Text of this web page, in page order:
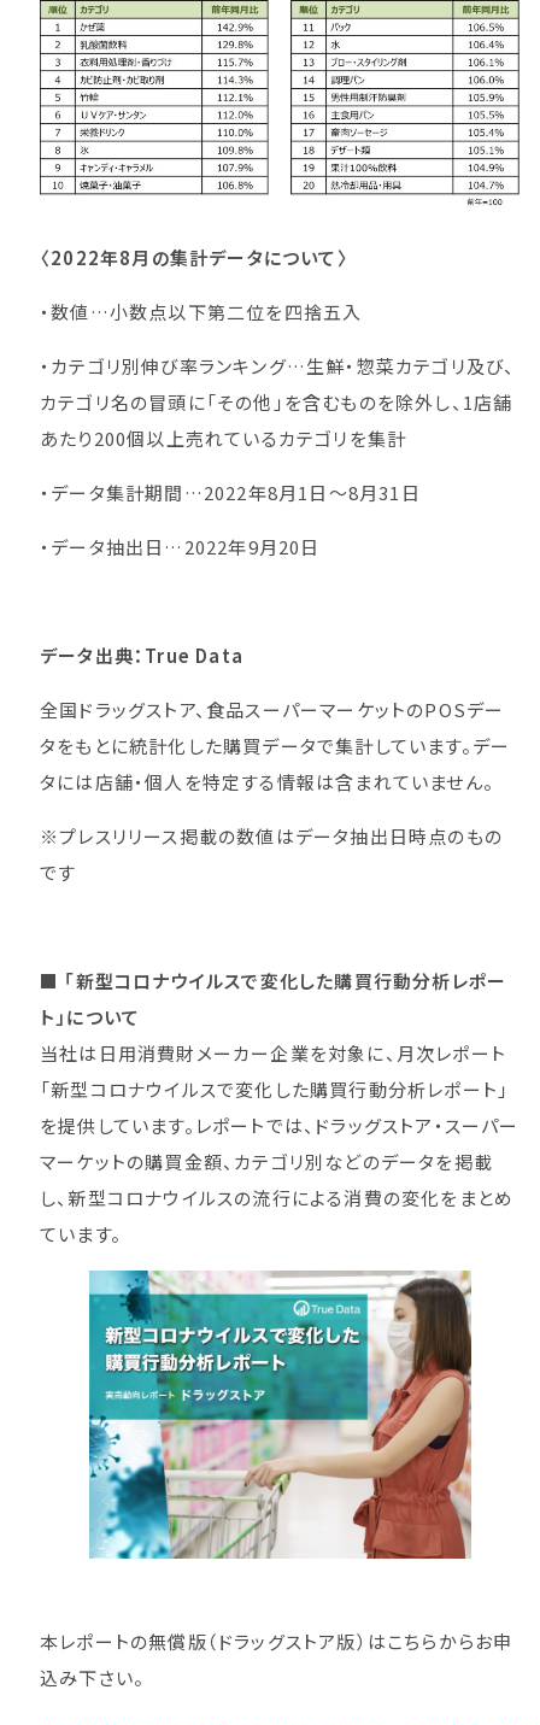
〈2022年8月の集計データについて〉
・数値…小数点以下第二位を四捨五入
・カテゴリ別伸び率ランキング…生鮮・惣菜カテゴリ及び、
カテゴリ名の冒頭に「その他」を含むものを除外し、1店舗
あたり200個以上売れているカテゴリを集計
・データ集計期間…2022年8月1日～8月31日
・データ抽出日…2022年9月20日
データ出典：True Data
全国ドラッグストア、食品スーパーマーケットのPOSデー
タをもとに統計化した購買データで集計しています。デー
タには店舗・個人を特定する情報は含まれていません。
※プレスリリース掲載の数値はデータ抽出日時点のもの
です
■ 「新型コロナウイルスで変化した購買行動分析レポー
ト」について
当社は日用消費財メーカー企業を対象に、月次レポート
「新型コロナウイルスで変化した購買行動分析レポート」
を提供しています。レポートでは、ドラッグストア・スーパー
マーケットの購買金額、カテゴリ別などのデータを掲載
し、新型コロナウイルスの流行による消費の変化をまとめ
ています。
本レポートの無償版（ドラッグストア版）はこちらからお申
込み下さい。